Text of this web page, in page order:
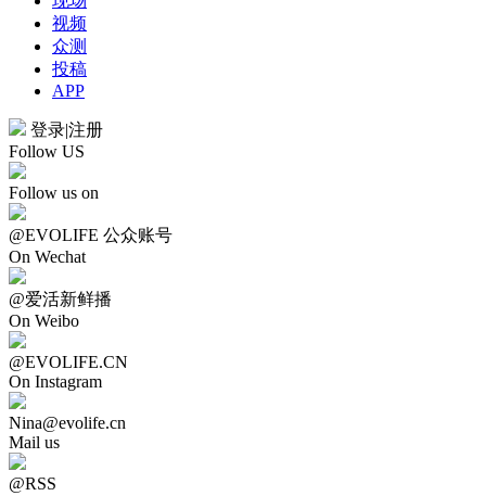
视频
众测
投稿
APP
登录|注册
Follow US
Follow us on
@EVOLIFE 公众账号
On Wechat
@爱活新鲜播
On Weibo
@EVOLIFE.CN
On Instagram
Nina@evolife.cn
Mail us
@RSS